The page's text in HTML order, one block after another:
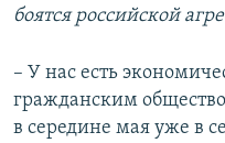
боятся российской
– У нас есть
гражданским
в середине мая уже в